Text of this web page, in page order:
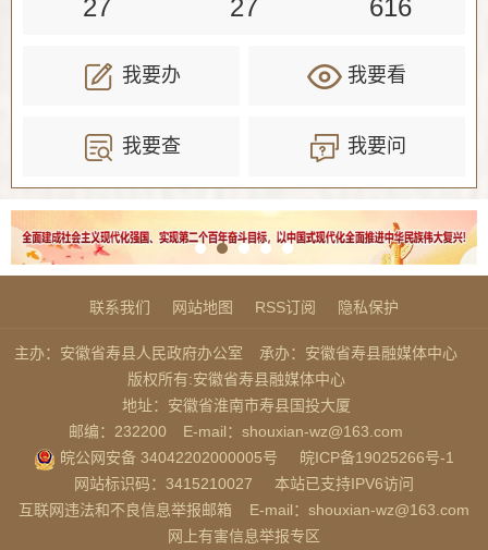
27 27 616
我要办 我要看
我要查 我要问
联系我们 网站地图 RSS订阅 隐私保护
主办：安徽省寿县人民政府办公室
承办：安徽省寿县融媒体中心
版权所有:安徽省寿县融媒体中心
地址：安徽省淮南市寿县国投大厦
邮编：232200
E-mail：shouxian-wz@163.com
皖公网安备 34042202000005号
皖ICP备19025266号-1
网站标识码：3415210027
本站已支持IPV6访问
互联网违法和不良信息举报邮箱
E-mail：shouxian-wz@163.com
网上有害信息举报专区